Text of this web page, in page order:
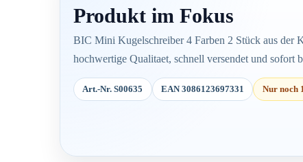
Produkt im Fokus
BIC Mini Kugelschreiber 4 Farben 2 Stück aus der
hochwertige Qualitaet, schnell versendet und sofort
Art.-Nr. S00635 EAN 3086123697331 Nur noch